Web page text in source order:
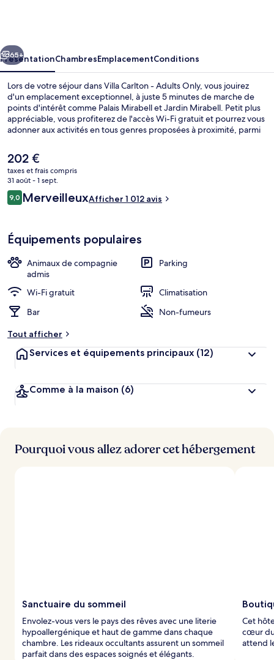
Only
Suivant
65+
PrésentationChambresEmplacementConditions
Lors de votre séjour dans Villa Carlton - Adults Only, vous jouirez
d'un emplacement exceptionnel, à juste 5 minutes de marche de
points d'intérêt comme Palais Mirabell et Jardin Mirabell. Petit plus
appréciable, vous profiterez de l'accès Wi-Fi gratuit et pourrez vous
adonner aux activités en tous genres proposées à proximité, parmi
alpin. Cet hôtel boutique abrite en outre un bar / salon et une
terrasse. Les autres voyageurs ne tarissent pas d'éloges en ce qui
concerne le personnel attentionné et l'accès facile à pied.
Le
prix
actuel
est
de
202 €
taxes et frais compris
31 août - 1 sept.
Avis
voyageurs
9,09,0 sur 10
MerveilleuxAfficher 1 012 avis
Équipements populaires
Animaux de compagnie
admis
Parking
Wi-Fi gratuit
Climatisation
Bar
Non-fumeurs
Tout afficher
Services et équipements principaux (12)
Comme à la maison (6)
Pourquoi vous allez adorer cet hébergement
Sanctuaire du sommeil
Envolez-vous vers le pays des rêves avec une literie
hypoallergénique et haut de gamme dans chaque
chambre. Les rideaux occultants assurent un sommeil
parfait dans des espaces soignés et élégants.
Cet
cœur
attend